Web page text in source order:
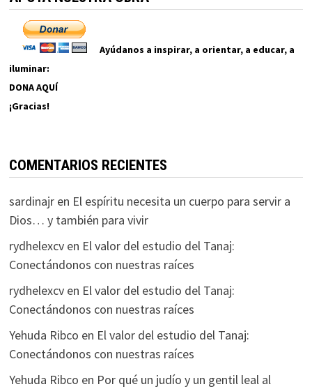
Ayúdanos a inspirar, a orientar, a educar, a
iluminar:
DONA AQUÍ
¡Gracias!
COMENTARIOS RECIENTES
sardinajren El espíritu necesita un cuerpo para servir a
Dios… y también para vivir
rydhelexcven El valor del estudio del Tanaj:
Conectándonos con nuestras raíces
rydhelexcven El valor del estudio del Tanaj:
Conectándonos con nuestras raíces
Yehuda Ribco en El valor del estudio del Tanaj:
Conectándonos con nuestras raíces
Yehuda Ribco en Por qué un judío y un gentil leal al